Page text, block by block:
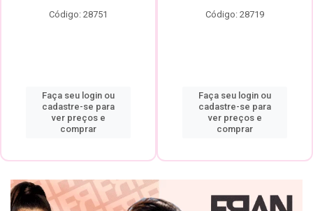
Código: 28751
Faça seu login ou
cadastre-se para
ver preços e
comprar
Código: 28719
Faça seu login ou
cadastre-se para
ver preços e
comprar